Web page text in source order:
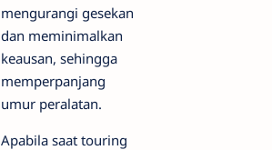
mengurangi gesekan
dan meminimalkan
keausan, sehingga
memperpanjang
umur peralatan.
Apabila saat touring